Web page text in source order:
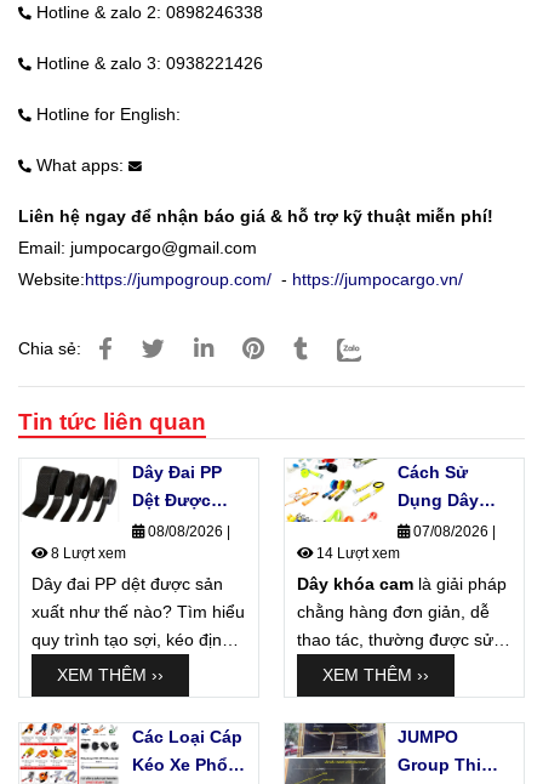
Hotline & zalo 2: 0898246338
Hotline & zalo 3: 0938221426
Hotline for English:
What apps:
Liên hệ ngay để nhận báo giá & hỗ trợ kỹ thuật miễn phí!
Email: jumpocargo@gmail.com
Website:https://jumpogroup.com/ - https://jumpocargo.vn/
Chia sẻ:
Tin tức liên quan
Dây Đai PP
Dệt Được
Sản Xuất Như
Quy Trình
Sản Xuất
Thực Tế
08/08/2026
8 Lượt xem
Dây đai PP dệt được sản
xuất như thế nào? Tìm hiểu
quy trình tạo sợi, kéo định
hình, dệt bản dây, kiểm tra
và cuộn thành phẩm tại
JUMPO Group.
XEM THÊM ››
Cách Sử
Dụng Dây
Khóa Cam
Không Làm
Hỏng Hàng
Hóa
07/08/2026
14 Lượt xem
Dây khóa cam là giải pháp
chằng hàng đơn giản, dễ
thao tác, thường được sử
dụng để cố định thùng
carton, hàng đóng kiện,
pallet, nội thất và các sản
phẩm cần lực siết vừa phải.
XEM THÊM ››
Các Loại Cáp
Kéo Xe Phổ
JUMPO
Group Thi